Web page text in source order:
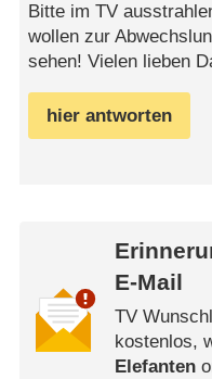
Bitte im TV
wollen zur
sehen! Vielen lieben
hier antworten
E-Mail
TV
kostenlos,
Elefanten